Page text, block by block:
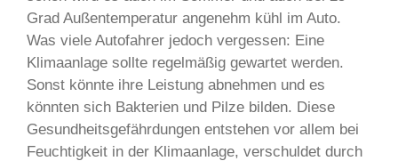
Grad Außentemperatur angenehm kühl im Auto.
Was viele Autofahrer jedoch vergessen: Eine
Klimaanlage sollte regelmäßig gewartet werden.
Sonst könnte ihre Leistung abnehmen und es
könnten sich Bakterien und Pilze bilden. Diese
Gesundheitsgefährdungen entstehen vor allem bei
Feuchtigkeit in der Klimaanlage, verschuldet durch